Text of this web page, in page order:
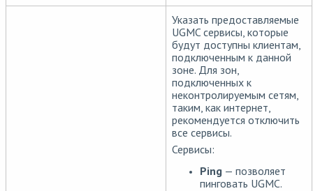
Указать предоставляемые
UGMC сервисы, которые
будут доступны клиентам,
подключенным к данной
зоне. Для зон,
подключенных к
неконтролируемым сетям,
таким, как интернет,
рекомендуется отключить
все сервисы.
Сервисы:
Ping — позволяет
пинговать UGMC.